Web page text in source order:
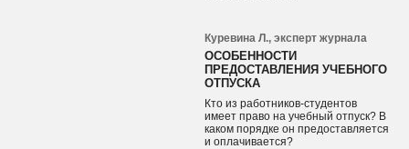
Куревина Л., эксперт журнала
ОСОБЕННОСТИ
ПРЕДОСТАВЛЕНИЯ УЧЕБНОГО
ОТПУСКА
Кто из работников-студентов
имеет право на учебный отпуск? В
каком порядке он предоставляется
и оплачивается?